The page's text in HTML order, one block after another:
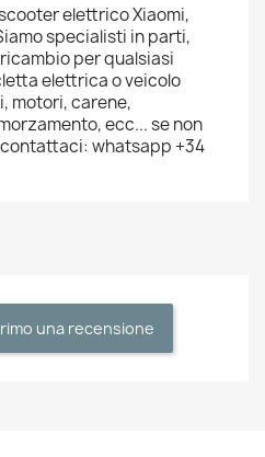
elettrico Xiaomi,
specialisti in parti,
per qualsiasi
elettrica o veicolo
motori, carene,
ecc... se non
whatsapp +34
una recensione